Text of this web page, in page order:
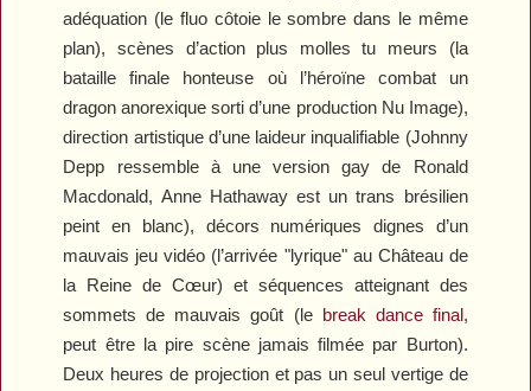
adéquation (le fluo côtoie le sombre dans le même
plan), scènes d’action plus molles tu meurs (la
bataille finale honteuse où l’héroïne combat un
dragon anorexique sorti d’une production Nu Image),
direction artistique d’une laideur inqualifiable (Johnny
Depp ressemble à une version gay de Ronald
Macdonald, Anne Hathaway est un trans brésilien
peint en blanc), décors numériques dignes d’un
mauvais jeu vidéo (l’arrivée "lyrique" au Château de
la Reine de Cœur) et séquences atteignant des
sommets de mauvais goût (le break dance final,
peut être la pire scène jamais filmée par Burton).
Deux heures de projection et pas un seul vertige de